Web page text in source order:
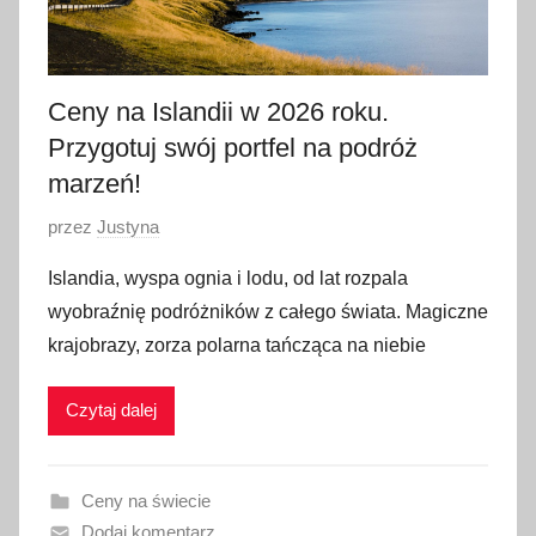
Ceny na Islandii w 2026 roku.
Przygotuj swój portfel na podróż
marzeń!
O
u
b
l
i
a
przez Justyna
Islandia, wyspa ognia i lodu, od lat rozpala
wyobraźnię podróżników z całego świata. Magiczne
krajobrazy, zorza polarna tańcząca na niebie
Czytaj dalej
Ceny na świecie
Dodaj komentarz